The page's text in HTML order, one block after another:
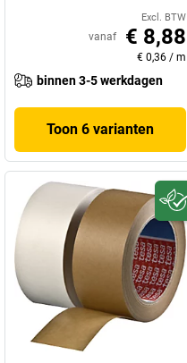
Excl. BTW
vanaf € 8,88
€ 0,36 / m
binnen 3-5 werkdagen
Toon 6 varianten